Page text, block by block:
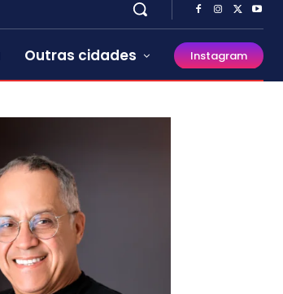
Outras cidades Instagram